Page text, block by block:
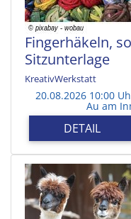
Fingerhäkeln,
Sitzunterlage
KreativWerkstatt
20.08.2026 10:00
Au am
DETAIL